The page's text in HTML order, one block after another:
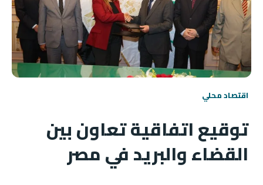
اقتصاد محلي
توقيع اتفاقية تعاون بين
القضاء والبريد في مصر